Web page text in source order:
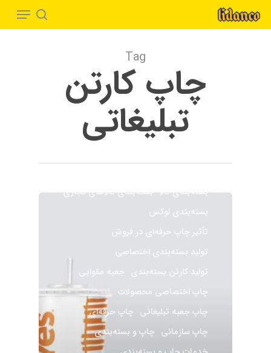
search
Menu
Tag
چاپ کارتن
تبلیغاتی
بسته‌بندی کالا بسته‌بندی کالاهای تجاری
چاپ اختصاصی محصولات
چاپ جعبه تبلیغاتی چاپ حرفه‌ای
چاپ سازمانی چاپ و بسته‌بندی